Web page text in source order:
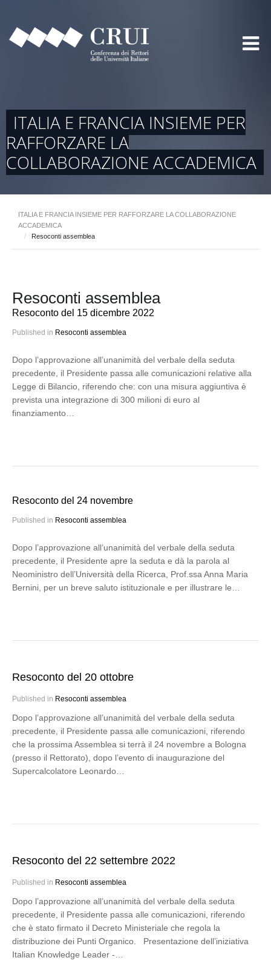
ITALIA E FRANCIA INSIEME PER
RAFFORZARE LA
COLLABORAZIONE ACCADEMICA
ITALIA E FRANCIA INSIEME PER RAFFORZARE LA COLLABORAZIONE
ACCADEMICA
/
Resoconti assemblea
Resoconti assemblea
Resoconto del 15 dicembre 2022
Published in Resoconti assemblea
Dopo l’approvazione all’unanimità del verbale della seduta
precedente, il Presidente passa alle comunicazioni relative alla
Legge di Bilancio, riferendo che: con una misura aggiuntiva è
prevista una integrazione di 300 milioni di euro al
finanziamento…
Resoconto del 24 novembre
Published in Resoconti assemblea
Dopo l’approvazione all’unanimità del verbale della seduta
precedente, il Presidente apre la seduta e dà la parola al
Neoministro dell’Università della Ricerca, Prof.ssa Anna Maria
Bernini, per un breve saluto istituzionale e per illustrare le…
Resoconto del 20 ottobre
Published in Resoconti assemblea
Dopo l’approvazione all’unanimità del verbale della seduta
precedente, il Presidente passa alle comunicazioni, riferendo
che la prossima Assemblea si terrà il 24 novembre a Bologna
(presso il Rettorato), dopo l’evento di inaugurazione del
Supercalcolatore Leonardo…
Resoconto del 22 settembre 2022
Published in Resoconti assemblea
Dopo l’approvazione all’unanimità del verbale della seduta
precedente, il Presidente passa alle comunicazioni, riferendo
che è stato firmato il Decreto Ministeriale che regola la
distribuzione dei Punti Organico. Presentazione dell’iniziativa
Italian Knowledge Leader -…